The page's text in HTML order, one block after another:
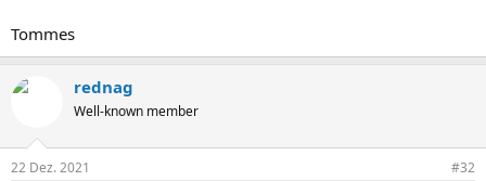
Tommes
rednag
Well-known member
22 Dez. 2021 #32